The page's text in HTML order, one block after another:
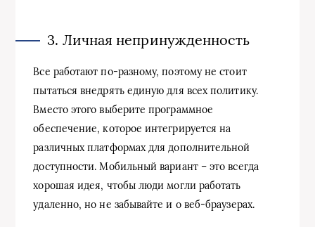
3. Личная непринужденность
Все работают по-разному, поэтому не стоит
пытаться внедрять единую для всех политику.
Вместо этого выберите программное
обеспечение, которое интегрируется на
различных платформах для дополнительной
доступности. Мобильный вариант – это всегда
хорошая идея, чтобы люди могли работать
удаленно, но не забывайте и о веб-браузерах.